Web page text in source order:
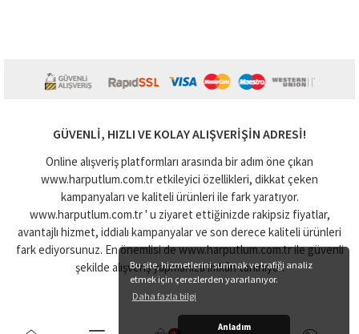
Bu site, hizmetlerini sunmak ve trafiği analiz
etmek için çerezlerden yararlanıyor.
Daha fazla bilgi
Anladım
GÜVENLI, HIZLI VE KOLAY ALIŞVERIŞIN ADRESI!
Online alışveriş platformları arasında bir adım öne çıkan
www.harputlum.com.tr etkileyici özellikleri, dikkat çeken
kampanyaları ve kaliteli ürünleri ile fark yaratıyor.
www.harputlum.com.tr ' u ziyaret ettiğinizde rakipsiz fiyatlar,
avantajlı hizmet, iddialı kampanyalar ve son derece kaliteli ürünleri
fark ediyorsunuz. En önemlisi de www.harputlum.com.tr ile güvenli
şekilde alışveriş yapmanıza imkân tanınıyor.